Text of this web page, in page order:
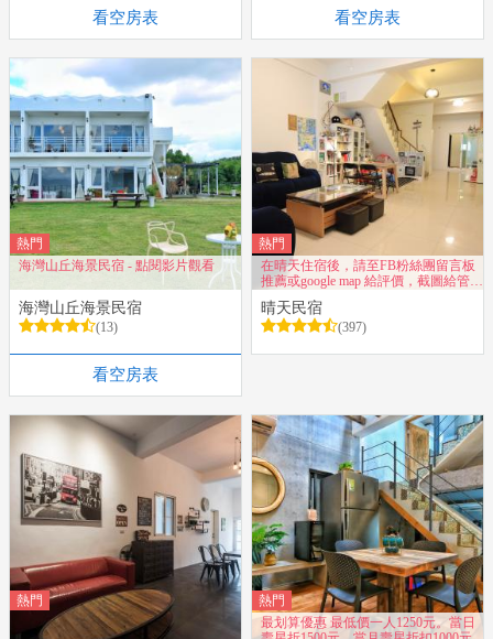
看空房表 看空房表
熱門
海灣山丘海景民宿 - 點閱影片觀看
海灣山丘海景民宿
(13)
看空房表
熱門
在晴天住宿後，請至FB粉絲團留言板
推薦或google map 給評價，截圖給管
家，即贈送神秘好禮
晴天民宿
(397)
熱門
熱門
最划算優惠 最低價一人1250元。當日